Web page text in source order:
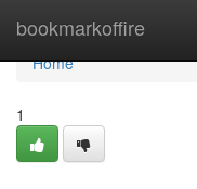
bookmarkoffire
Home
Home
1